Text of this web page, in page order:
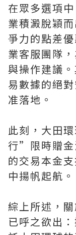
在眾多選項
業積澱脫穎
爭力的點差
業客服團隊
與操作建議
易數據的絕
准落地。
此刻，大田
行”限時贈金
的交易本金
中揚帆起航。
綜上所述，
已呼之欲出